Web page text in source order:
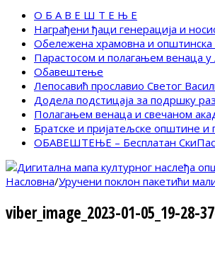
О Б А В Е Ш Т Е Њ Е
Награђени ђаци генерација и
Обележена храмовна и општинска
Парастосом и полагањем венаца
Обавештење
Лепосавић прославио Светог
Додела подстицаја за подршку
Полагањем венаца и свечаном
Братске и пријатељске општине
ОБАВЕШТЕЊЕ – Бесплатан
Насловна/Уручени поклон пакетићи
viber_image_2023-01-05_19-28-